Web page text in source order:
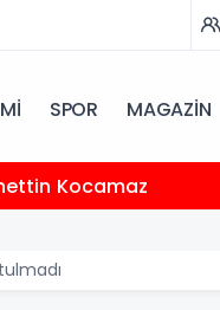
SPOR MAGAZİN
Kocamaz